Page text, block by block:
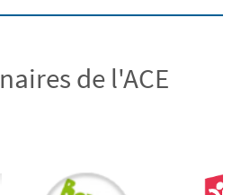
de l'ACE